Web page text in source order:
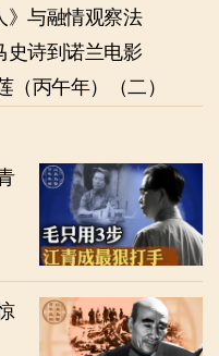
》与融情观察法
史诗到诺兰电影
（丙午年）（二）